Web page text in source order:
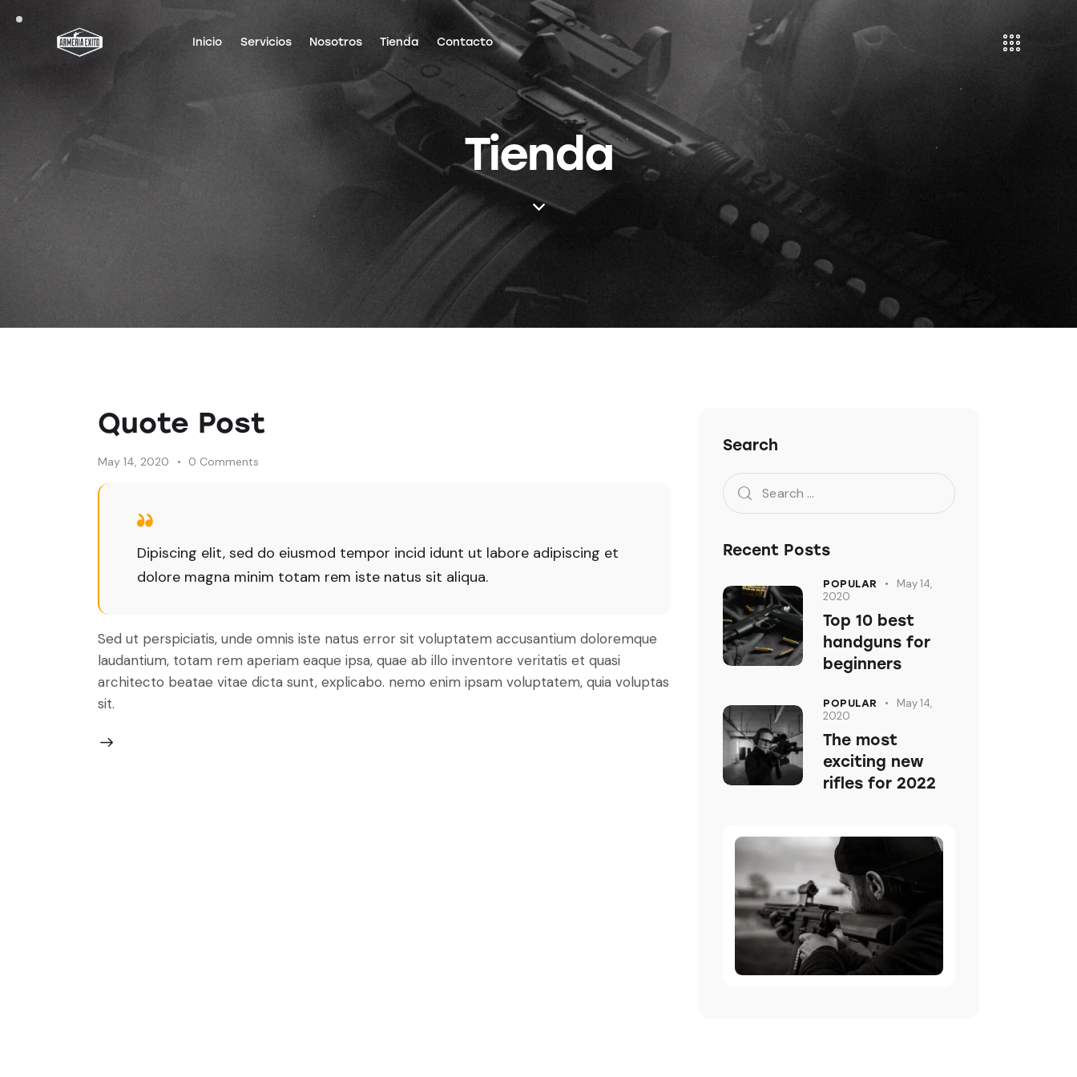
Inicio Servicios Nosotros Tienda Contacto
Tienda
Quote Post
May 14, 2020 0 Comments
Dipiscing elit, sed do eiusmod tempor incid idunt ut labore adipiscing et
dolore magna minim totam rem iste natus sit aliqua.
Sed ut perspiciatis, unde omnis iste natus error sit voluptatem accusantium doloremque
laudantium, totam rem aperiam eaque ipsa, quae ab illo inventore veritatis et quasi
architecto beatae vitae dicta sunt, explicabo. nemo enim ipsam voluptatem, quia voluptas
sit.
Search
Recent Posts
POPULAR
May 14,
2020
Top 10 best
handguns for
beginners
POPULAR
May 14,
2020
The most
exciting new
rifles for 2022